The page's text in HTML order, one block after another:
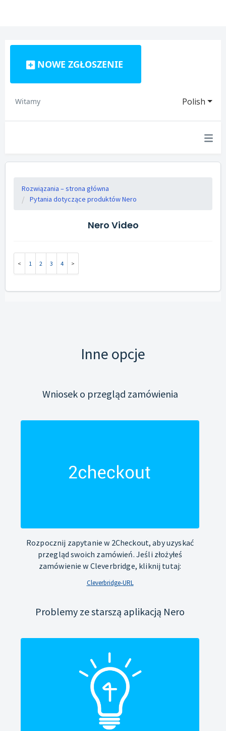
NOWE ZGŁOSZENIE
Polish
Witamy
Rozwiązania – strona główna
Pytania dotyczące produktów Nero
Nero Video
1 2 3 4
Inne opcje
Wniosek o przegląd zamówienia
Rozpocznij zapytanie w 2Checkout, aby uzyskać
przegląd swoich zamówień. Jeśli złożyłeś
zamówienie w Cleverbridge, kliknij tutaj:
Cleverbridge-URL
Problemy ze starszą aplikacją Nero